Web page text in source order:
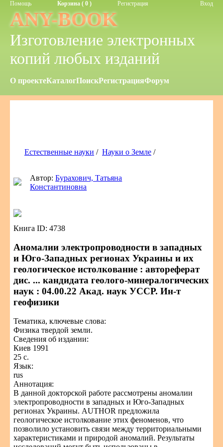
Помощь Корзина ( 0 ) Регистрация Вход
ANY-BOOK
Изготовление электронных
копий любых изданий
О проектеКаталогПоискРегистрацияФорум
Естественные науки / Науки о Земле /
Автор:Бурахович, Татьяна
Константиновна
Книга ID: 4738
Аномалии электропроводности в западных
и Юго-Западных регионах Украины и их
геологическое истолкование : автореферат
дис. ... кандидата геолого-минералогических
наук : 04.00.22 Акад. наук УССР. Ин-т
геофизики
Тематика, ключевые слова:
Физика твердой земли.
Сведения об издании:
Киев 1991
25 с.
Язык:
rus
Аннотация:
В данной докторской работе рассмотрены аномалии
электропроводности в западных и Юго-Западных
регионах Украины. АUTHOR предложила
геологическое истолкование этих феноменов, что
позволило установить связи между территориальными
характеристиками и природой аномалий. Результаты